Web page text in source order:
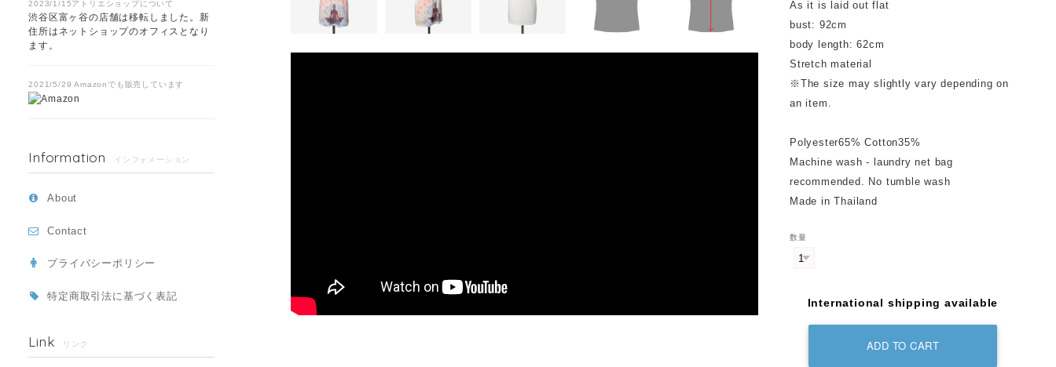
2023/1/15アトリエショップについて
渋谷区富ヶ谷の店舗は移転しました。新
住所はネットショップのオフィスとなり
ます。
2021/5/29 Amazonでも販売しています
Information インフォメーション
About
Contact
プライバシーポリシー
特定商取引法に基づく表記
Link リンク
As it is laid out flat
bust: 92cm
body length: 62cm
Stretch material
※The size may slightly vary depending on
an item.
Polyester65% Cotton35%
Machine wash - laundry net bag
recommended. No tumble wash
Made in Thailand
数量
International shipping available
ADD TO CART